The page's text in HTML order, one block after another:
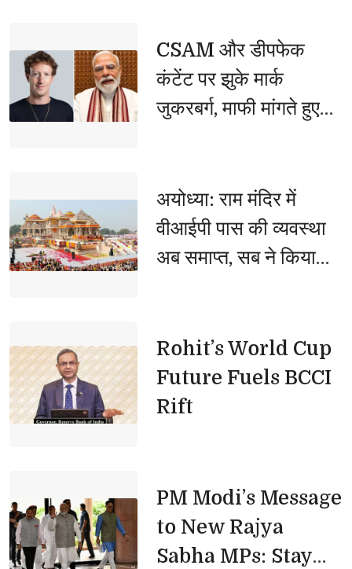
CSAM और डीपफेक
कंटेंट पर झुके मार्क
जुकरबर्ग, माफी मांगते हुए
अयोध्या: राम मंदिर में
वीआईपी पास की व्यवस्था
अब समाप्त, सब ने किया
Rohit’s World Cup
Future Fuels BCCI
Rift
PM Modi’s Message
to New Rajya
Sabha MPs: Stay